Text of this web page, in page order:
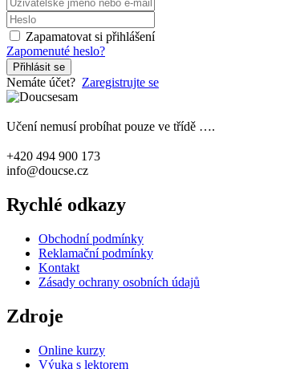
Zapamatovat si přihlášení
Zapomenuté heslo?
Přihlásit se
Nemáte účet? Zaregistrujte se
Učení nemusí probíhat pouze ve třídě ….
+420 494 900 173
info@doucse.cz
Rychlé odkazy
Obchodní podmínky
Reklamační podmínky
Kontakt
Zásady ochrany osobních údajů
Zdroje
Online kurzy
Výuka s lektorem